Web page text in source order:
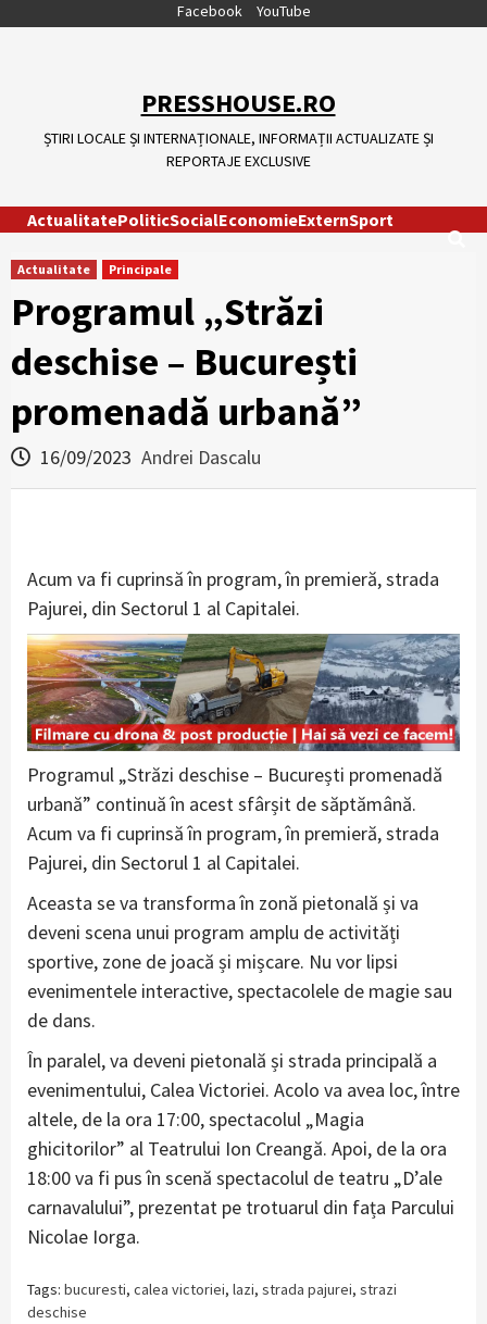
Facebook YouTube
PRESSHOUSE.RO
ȘTIRI LOCALE ȘI INTERNAȚIONALE, INFORMAȚII ACTUALIZATE ȘI
REPORTAJE EXCLUSIVE
ActualitatePoliticSocialEconomieExternSport
Actualitate Principale
Programul „Străzi
deschise – București
promenadă urbană”
16/09/2023 Andrei Dascalu
Acum va fi cuprinsă în program, în premieră, strada
Pajurei, din Sectorul 1 al Capitalei.
Programul „Străzi deschise – București promenadă
urbană” continuă în acest sfârșit de săptămână.
Acum va fi cuprinsă în program, în premieră, strada
Pajurei, din Sectorul 1 al Capitalei.
Aceasta se va transforma în zonă pietonală și va
deveni scena unui program amplu de activități
sportive, zone de joacă și mișcare. Nu vor lipsi
evenimentele interactive, spectacolele de magie sau
de dans.
În paralel, va deveni pietonală și strada principală a
evenimentului, Calea Victoriei. Acolo va avea loc, între
altele, de la ora 17:00, spectacolul „Magia
ghicitorilor” al Teatrului Ion Creangă. Apoi, de la ora
18:00 va fi pus în scenă spectacolul de teatru „D’ale
carnavalului”, prezentat pe trotuarul din fața Parcului
Nicolae Iorga.
Tags: bucuresti, calea victoriei, lazi, strada pajurei, strazi
deschise